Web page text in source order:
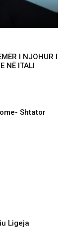
I NJOHUR I
NË ITALI
Shtator
Ligeja